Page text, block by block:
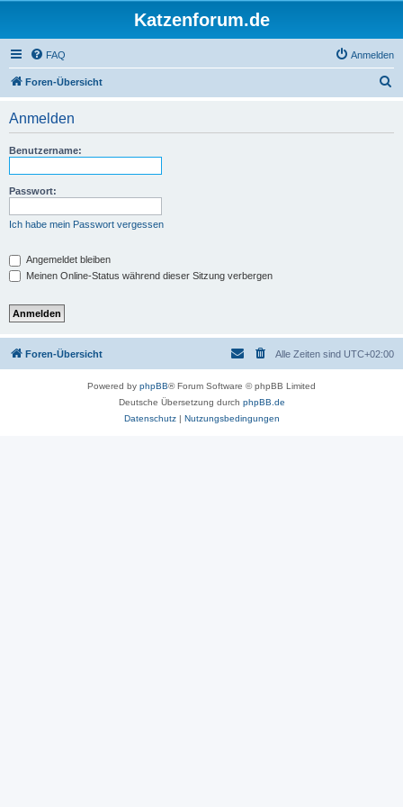
Katzenforum.de
FAQ Anmelden
Foren-Übersicht
Anmelden
Benutzername:
Passwort:
Ich habe mein Passwort vergessen
Angemeldet bleiben
Meinen Online-Status während dieser Sitzung verbergen
Foren-Übersicht Alle Zeiten sind UTC+02:00
Powered by phpBB® Forum Software © phpBB Limited
Deutsche Übersetzung durch phpBB.de
Datenschutz| Nutzungsbedingungen